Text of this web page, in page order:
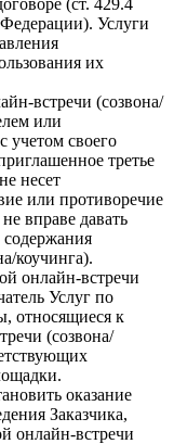
(ст. 429.4
Услуги
их
встречи (созвона/
или
своего
третье
несет
или противоречие
вправе давать
коучинга).
онлайн-встречи
Услуг по
относящиеся к
(созвона/
оказание
Заказчика,
онлайн-встречи